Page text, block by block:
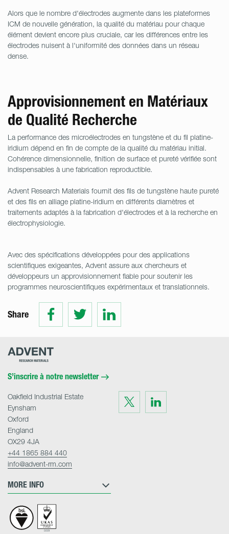
Alors que le nombre d'électrodes augmente dans les plateformes
ICM de nouvelle génération, la qualité du matériau pour chaque
élément devient encore plus cruciale, car les différences entre les
électrodes nuisent à l'uniformité des données dans un réseau
dense.
Approvisionnement en Matériaux
de Qualité Recherche
La performance des microélectrodes en tungstène et du fil platine-
iridium dépend en fin de compte de la qualité du matériau initial.
Cohérence dimensionnelle, finition de surface et pureté vérifiée sont
indispensables à une fabrication reproductible.
Advent Research Materials fournit des fils de tungstène haute pureté
et des fils en alliage platine-iridium en différents diamètres et
traitements adaptés à la fabrication d'électrodes et à la recherche en
électrophysiologie.
Avec des spécifications développées pour des applications
scientifiques exigeantes, Advent assure aux chercheurs et
développeurs un approvisionnement fiable pour soutenir les
programmes neuroscientifiques expérimentaux et translationnels.
Share
Share
on
Facebook
Share
on
Twitter
Share
LinkedIn
Advent
S’inscrire à notre newsletter
Visit
us
on
Twitter
Visit
on
LinkedIn
MORE INFO
Oakfield Industrial Estate
Eynsham
Oxford
England
OX29 4JA
+44 1865 884 440
info@advent-rm.com